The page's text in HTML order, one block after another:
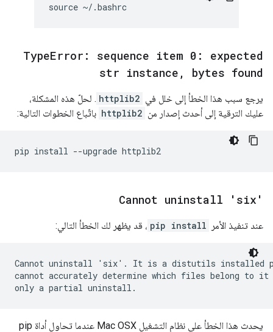
TypeError: sequence item 0: expected
str instance , bytes found
يرجع سبب هذا الخطأ إلى خلل في httplib2 . لحلّ هذه المشكلة،
عليك الترقية إلى أحدث إصدار من httplib2 باتّباع الخطوات التالية:
Cannot uninstall 'six'
عند تنفيذ الأمر pip install ، قد يظهر لك الخطأ التالي:
Cannot uninstall 'six'. It is a distutils installed
cannot accurately determine which files belong to it
يحدث هذا الخطأ على نظام التشغيل Mac OSX عندما تحاول أداة pip